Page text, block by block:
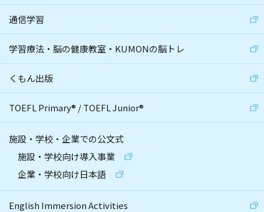
通信学習
学習療法・脳の健康教室・KUMONの脳トレ
くもん出版
TOEFL Primary® /TOEFL Junior®
施設・学校・企業での公文式
施設・学校向け導入事業
企業・学校向け日本語
English Immersion Activities